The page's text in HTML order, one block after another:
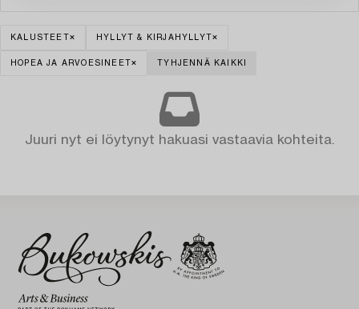
KALUSTEET HYLLYT & KIRJAHYLLYT
HOPEA JA ARVOESINEET TYHJENNÄ KAIKKI
Juuri nyt ei löytynyt hakuasi vastaavia kohteita.